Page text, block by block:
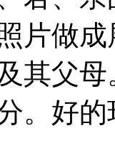
片做
其父
。好